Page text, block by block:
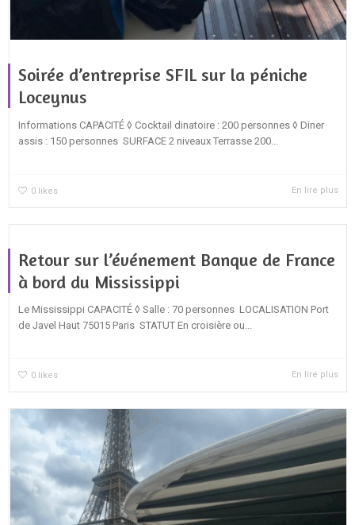
Soirée d’entreprise SFIL sur la péniche
Loceynus
Informations CAPACITÉ ◊ Cocktail dinatoire : 200 personnes ◊ Diner
assis : 150 personnes SURFACE 2 niveaux Terrasse 200...
0 likes En lire plus
Retour sur l’événement Banque de France
à bord du Mississippi
Le Mississippi CAPACITÉ ◊ Salle : 70 personnes LOCALISATION Port
de Javel Haut 75015 Paris STATUT En croisière ou...
0 likes En lire plus